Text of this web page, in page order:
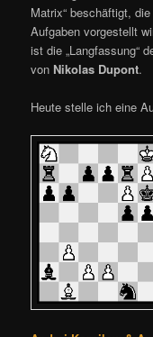
Matrix“ beschäftigt,
Aufgaben vorgestellt
ist die „Langfassung“
von Nikolas Dupont.
Heute stelle ich eine